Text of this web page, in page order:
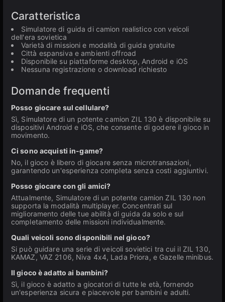
Caratteristica
Simulatore di guida di camion realistico con veicoli
dell'era sovietica
Varietà di missioni e modalità di guida gratuite
Città espansiva e ambienti offroad
Disponibile su piattaforme desktop, Android e iOS
Nessuna registrazione o download richiesto
Domande frequenti
Posso giocare sul cellulare?
Sì, Simulatore di un potente camion ZIL 130 è disponibile su
dispositivi Android e iOS, che consente di godere il gioco in
movimento.
Ci sono acquisti in-game?
No, il gioco è libero di giocare senza microtransazioni,
garantendo un'esperienza completa senza costi aggiuntivi.
Posso giocare con gli amici?
Attualmente, Simulatore di un potente camion ZIL 130 non
supporta la modalità multiplayer. Concentrati sul
miglioramento delle tue abilità di guida da solo e sul
completamento delle missioni individualmente.
Quali veicoli sono disponibili nel gioco?
Si può guidare una serie di veicoli sovietici tra cui il ZIL 130,
KAMAZ, VAZ 2106, Niva 4x4, Lada Priora, e Gazelle minibus.
Il gioco è adatto ai bambini?
Sì, il gioco è adatto a giocatori di tutte le età, fornendo
un'esperienza sicura e piacevole per bambini e adulti.